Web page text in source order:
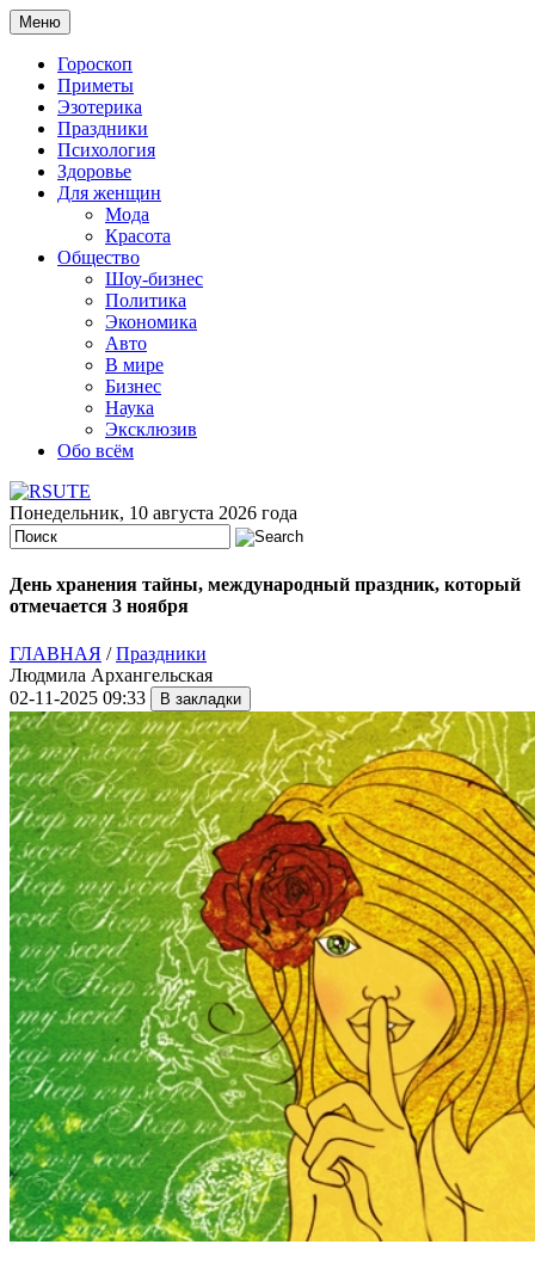
Меню
Гороскоп
Приметы
Эзотерика
Праздники
Психология
Здоровье
Для женщин
Мода
Красота
Общество
Шоу-бизнес
Политика
Экономика
Авто
В мире
Бизнес
Наука
Эксклюзив
Обо всём
Понедельник, 10 августа 2026 года
День хранения тайны, международный праздник, который
отмечается 3 ноября
ГЛАВНАЯ /Праздники
Людмила Архангельская
02-11-2025 09:33